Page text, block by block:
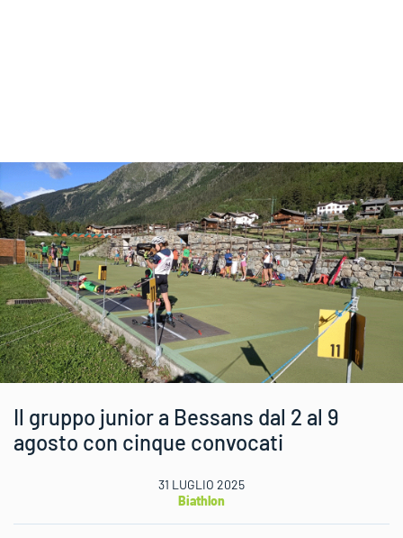
Il gruppo junior a Bessans dal 2 al 9
agosto con cinque convocati
31 LUGLIO 2025
Biathlon